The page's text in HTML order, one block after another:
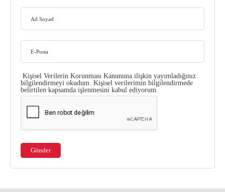
Ad Soyad
E-Posta
Kişisel Verilerin Korunması Kanununa ilişkin yayımladığınız
bilgilendirmeyi okudum. Kişisel verilerimin bilgilendirmede
belirtilen kapsamda işlenmesini kabul ediyorum.
Gönder
4703 Sayılı Kanun
Tıbbi Cihaz Direktifleri
Yeni AB Tıbbi Cihaz Regülasyonunun Getireceği
Yükümlülükler